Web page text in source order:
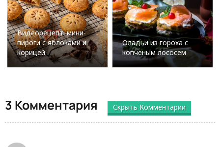
Видеорецепт: мини-
пироги с яблоками и
корицей
Оладьи из гороха с
копченым лососем
3 Комментария Скрыть Комментарии